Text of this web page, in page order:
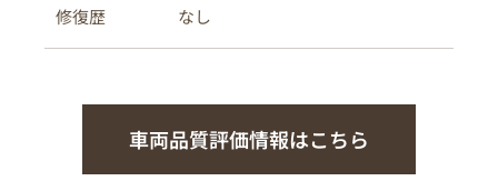
修復歴 なし
車両品質評価情報はこちら